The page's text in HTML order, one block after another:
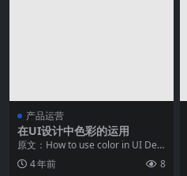
产品运营
在UI设计中色彩的运用
原文：How to use color in UI Desi
gn 原文地址：ht...
4 年前 8